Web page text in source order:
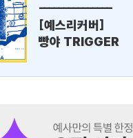
---------------
[예스리커버]
빵야 TRIGGER